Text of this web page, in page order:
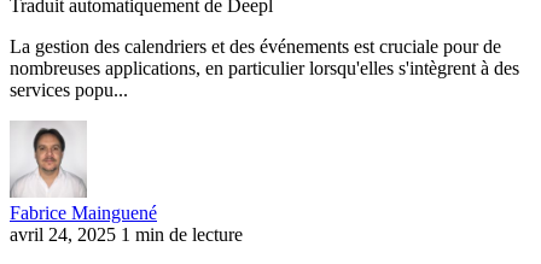
Traduit automatiquement de Deepl
La gestion des calendriers et des événements est cruciale pour de
nombreuses applications, en particulier lorsqu'elles s'intègrent à des
services popu...
Fabrice Mainguené
avril 24, 2025 1 min de lecture